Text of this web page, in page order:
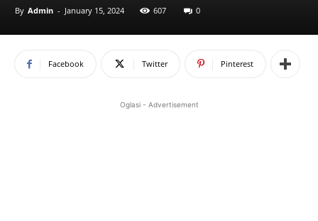
By Admin - January 15, 2024 607 0
Facebook Twitter Pinterest
Oglasi - Advertisement